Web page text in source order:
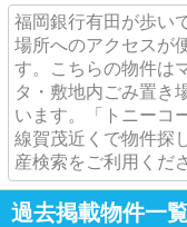
福岡銀行有田が歩い
場所へのアクセスが
す。こちらの物件は
タ・敷地内ごみ置き
います。「トニーコ
線賀茂近くで物件探
産検索をご利用くだ
過去掲載物件一